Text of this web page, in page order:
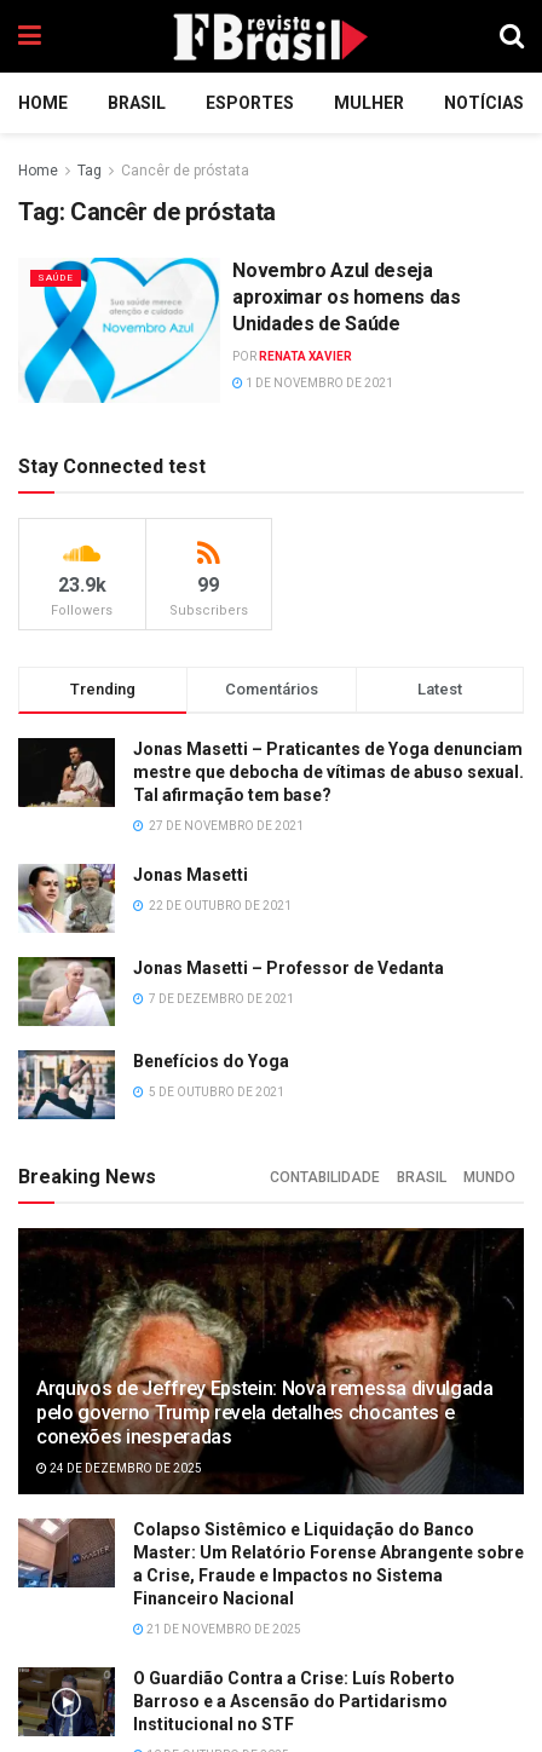
HOME BRASIL ESPORTES MULHER NOTÍCIAS
Home Tag Cancêr de próstata
Tag: Cancêr de próstata
SAÚDE
Novembro Azul deseja
aproximar os homens das
Unidades de Saúde
POR RENATA XAVIER
1 DE NOVEMBRO DE 2021
Stay Connected test
23.9k
Followers
99
Subscribers
Trending Comentários Latest
Jonas Masetti – Praticantes de Yoga denunciam
mestre que debocha de vítimas de abuso sexual.
Tal afirmação tem base?
27 DE NOVEMBRO DE 2021
Jonas Masetti
22 DE OUTUBRO DE 2021
Jonas Masetti – Professor de Vedanta
7 DE DEZEMBRO DE 2021
Benefícios do Yoga
5 DE OUTUBRO DE 2021
Breaking News CONTABILIDADE BRASIL MUNDO
Arquivos de Jeffrey Epstein: Nova remessa divulgada
pelo governo Trump revela detalhes chocantes e
conexões inesperadas
24 DE DEZEMBRO DE 2025
Colapso Sistêmico e Liquidação do Banco
Master: Um Relatório Forense Abrangente sobre
a Crise, Fraude e Impactos no Sistema
Financeiro Nacional
21 DE NOVEMBRO DE 2025
O Guardião Contra a Crise: Luís Roberto
Barroso e a Ascensão do Partidarismo
Institucional no STF